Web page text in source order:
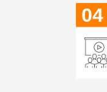
04